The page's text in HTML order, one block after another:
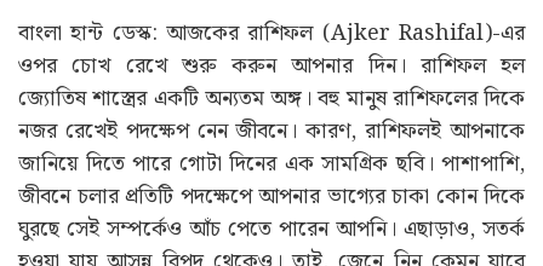
বাংলা হান্ট ডেস্ক: আজকের রাশিফল (Ajker Rashifal)-এর
ওপর চোখ রেখে শুরু করুন আপনার দিন। রাশিফল হল
জ্যোতিষ শাস্ত্রের একটি অন্যতম অঙ্গ। বহু মানুষ রাশিফলের দিকে
নজর রেখেই পদক্ষেপ নেন জীবনে। কারণ, রাশিফলই আপনাকে
জানিয়ে দিতে পারে গোটা দিনের এক সামগ্রিক ছবি। পাশাপাশি,
জীবনে চলার প্রতিটি পদক্ষেপে আপনার ভাগ্যের চাকা কোন দিকে
ঘুরছে সেই সম্পর্কেও আঁচ পেতে পারেন আপনি। এছাড়াও, সতর্ক